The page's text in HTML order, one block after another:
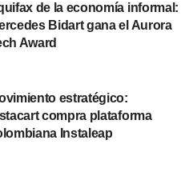
de la economía informal:
Bidart gana el Aurora
Award
estratégico:
compra plataforma
Instaleap